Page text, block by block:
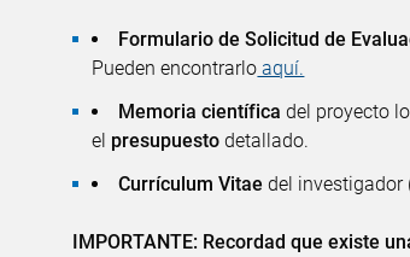
Formulario de Solicitud de
Pueden encontrarlo aquí.
Memoria científica del proyecto
el presupuestodetallado.
Currículum Vitae del investigador
IMPORTANTE: Recordad que existe